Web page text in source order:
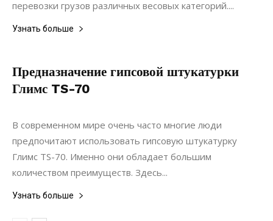
перевозки грузов различных весовых категорий....
Узнать больше
Предназначение гипсовой штукатурки
Глимс TS-70
04.09.2020
В современном мире очень часто многие люди
предпочитают использовать гипсовую штукатурку
Глимс TS-70. Именно они обладает большим
количеством преимуществ. Здесь...
Узнать больше